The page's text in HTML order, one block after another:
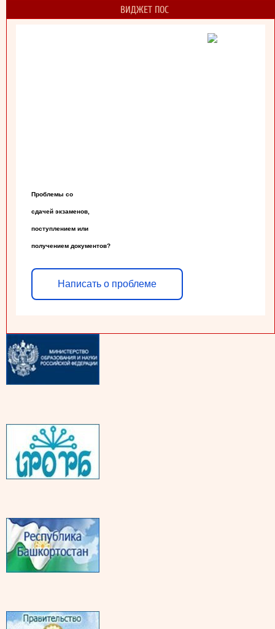
ВИДЖЕТ ПОС
Проблемы со
сдачей экзаменов,
поступлением или
получением документов?
Написать о проблеме